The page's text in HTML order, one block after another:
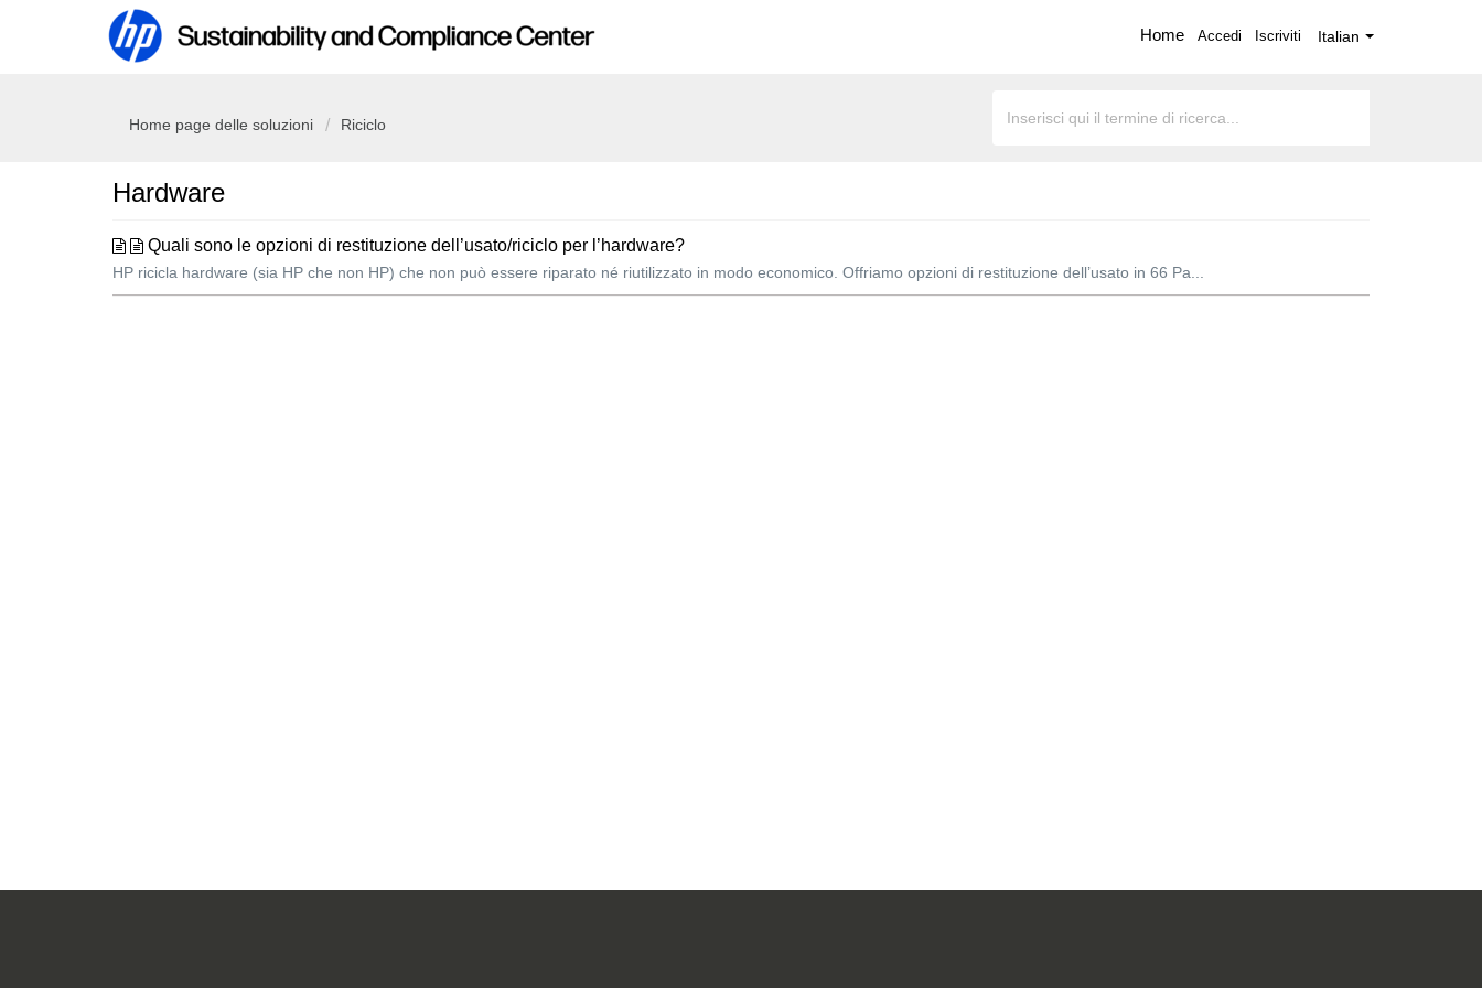
Home Italian
Accedi Iscriviti
Home page delle soluzioni Riciclo
Hardware
Quali sono le opzioni di restituzione dell’usato/riciclo per l’hardware?
HP ricicla hardware (sia HP che non HP) che non può essere riparato né riutilizzato in modo economico. Offriamo opzioni di restituzione dell’usato in 66 Pa...